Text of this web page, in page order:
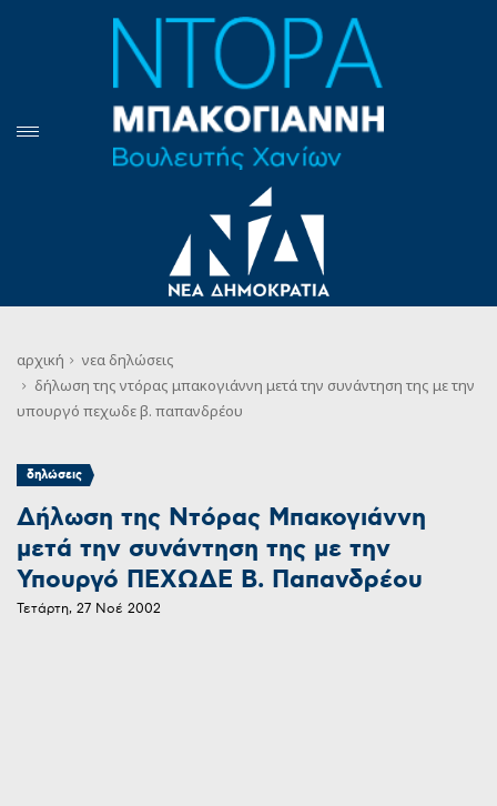
αρχική νεα δηλώσεις
δήλωση της ντόρας μπακογιάννη μετά την συνάντηση της με την
υπουργό πεχωδε β. παπανδρέου
δηλώσεις
Δήλωση της Ντόρας Μπακογιάννη
μετά την συνάντηση της με την
Υπουργό ΠΕΧΩΔΕ Β. Παπανδρέου
Τετάρτη, 27 Νοέ 2002